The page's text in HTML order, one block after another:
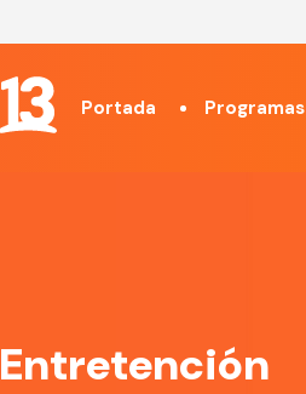
Portada Programas
Entretención